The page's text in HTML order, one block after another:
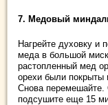
7. Медовый
Нагрейте духовку и
меда в большой
растопленный мед
орехи были покрыты
Снова перемешайте.
подсушите еще 15